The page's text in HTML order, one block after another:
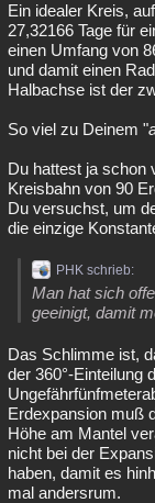
Ein idealer Kreis,
27,32166 Tage für
einen Umfang von
und damit einen
Halbachse ist der
So viel zu Deinem "
Du hattest ja schon
Kreisbahn von 90
Du versuchst, um
die einzige
PHK schrieb:
Man hat sich
geeinigt, damit
Das Schlimme ist,
der 360°-Einteilung
Erdexpansion muß
Höhe am Mantel
nicht bei der
haben, damit es
mal andersrum.